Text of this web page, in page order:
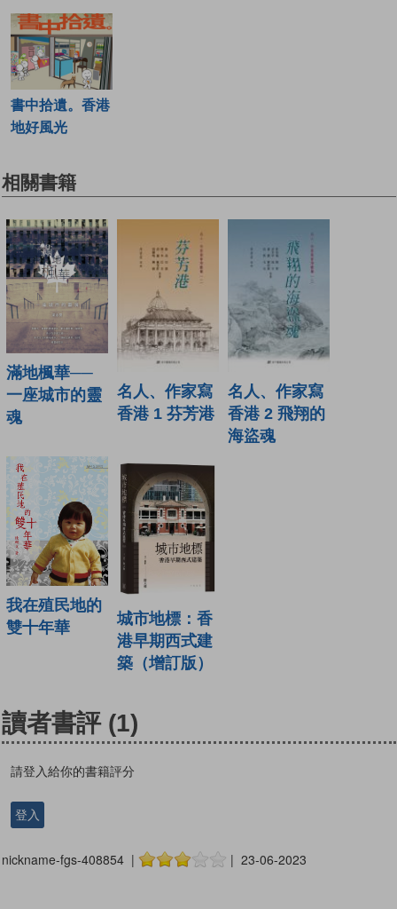
書中拾遺。香港
地好風光
相關書籍
滿地楓華──
一座城市的靈
魂
名人、作家寫
香港 1 芬芳港
名人、作家寫
香港 2 飛翔的
海盜魂
我在殖民地的
雙十年華
城市地標：香
港早期西式建
築（增訂版）
讀者書評 (1)
請登入給你的書籍評分
登入
nickname-fgs-408854 | | 23-06-2023